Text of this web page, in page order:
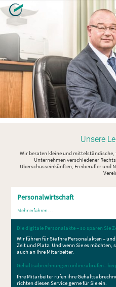
Unsere
Wir beraten kleine und
Unternehmen verschiedener
Überschusseinkünften, Freiberufler und
Personalwirtschaft
Mehr erfahren…
Die digitale Personalakte – so sparen Sie
Wir führen für Sie Ihre Personalakten –
Zeit und Platz. Und wenn Sie es
auch an Ihre Mitarbeiter.
Gehaltsabrechnungen online abrufen–
Ihre Mitarbeiter rufen ihre
richten diesen Service gerne für Sie ein.